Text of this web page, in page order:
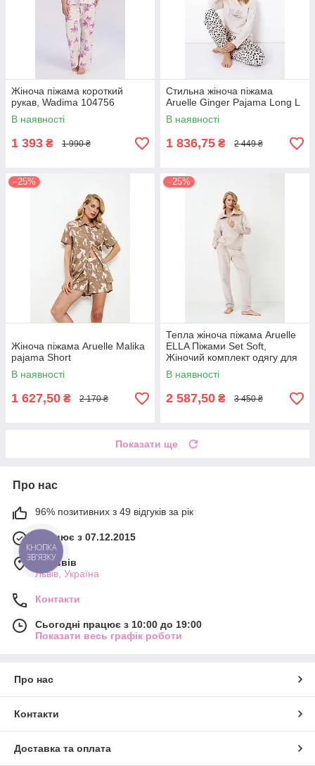
Жіноча піжама короткий
рукав, Wadima 104756
В наявності
1 393 ₴ 1 990 ₴
Стильна жіноча піжама
Aruelle Ginger Pajama Long L
В наявності
1 836,75 ₴ 2 449 ₴
–25%
Жіноча піжама Aruelle Malika
pajama Short
В наявності
1 627,50 ₴ 2 170 ₴
–25%
Тепла жіноча піжама Aruelle
ELLA Піжами Set Soft,
Жіночий комплект одягу для
дому та відпочинку
В наявності
2 587,50 ₴ 3 450 ₴
Показати ще
Про нас
96% позитивних з 49 відгуків за рік
Працює з 07.12.2015
м. Львів
Львів, Україна
Контакти
Сьогодні працює з 10:00 до 19:00
Показати весь графік роботи
Про нас
Контакти
Доставка та оплата
КНОПКА
ЗВ'ЯЗКУ